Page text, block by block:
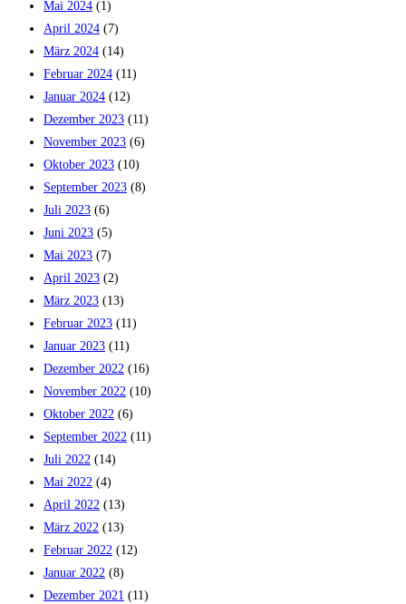
Mai 2024 (1)
April 2024 (7)
März 2024 (14)
Februar 2024 (11)
Januar 2024 (12)
Dezember 2023 (11)
November 2023 (6)
Oktober 2023 (10)
September 2023 (8)
Juli 2023 (6)
Juni 2023 (5)
Mai 2023 (7)
April 2023 (2)
März 2023 (13)
Februar 2023 (11)
Januar 2023 (11)
Dezember 2022 (16)
November 2022 (10)
Oktober 2022 (6)
September 2022 (11)
Juli 2022 (14)
Mai 2022 (4)
April 2022 (13)
März 2022 (13)
Februar 2022 (12)
Januar 2022 (8)
Dezember 2021 (11)